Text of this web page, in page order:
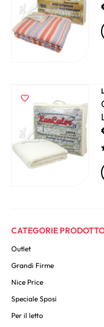
CATEGORIE
Outlet
Grandi Firme
Nice Price
Speciale Sposi
Per il letto